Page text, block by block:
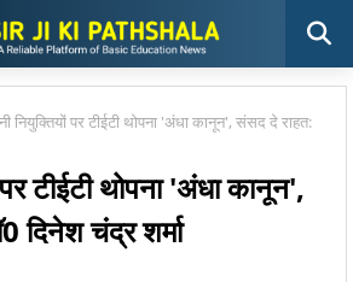
नियुक्तियों पर टीईटी थोपना 'अंधा कानून', संसद दे राहत:
पर टीईटी थोपना 'अंधा कानून',
दिनेश चंद्र शर्मा